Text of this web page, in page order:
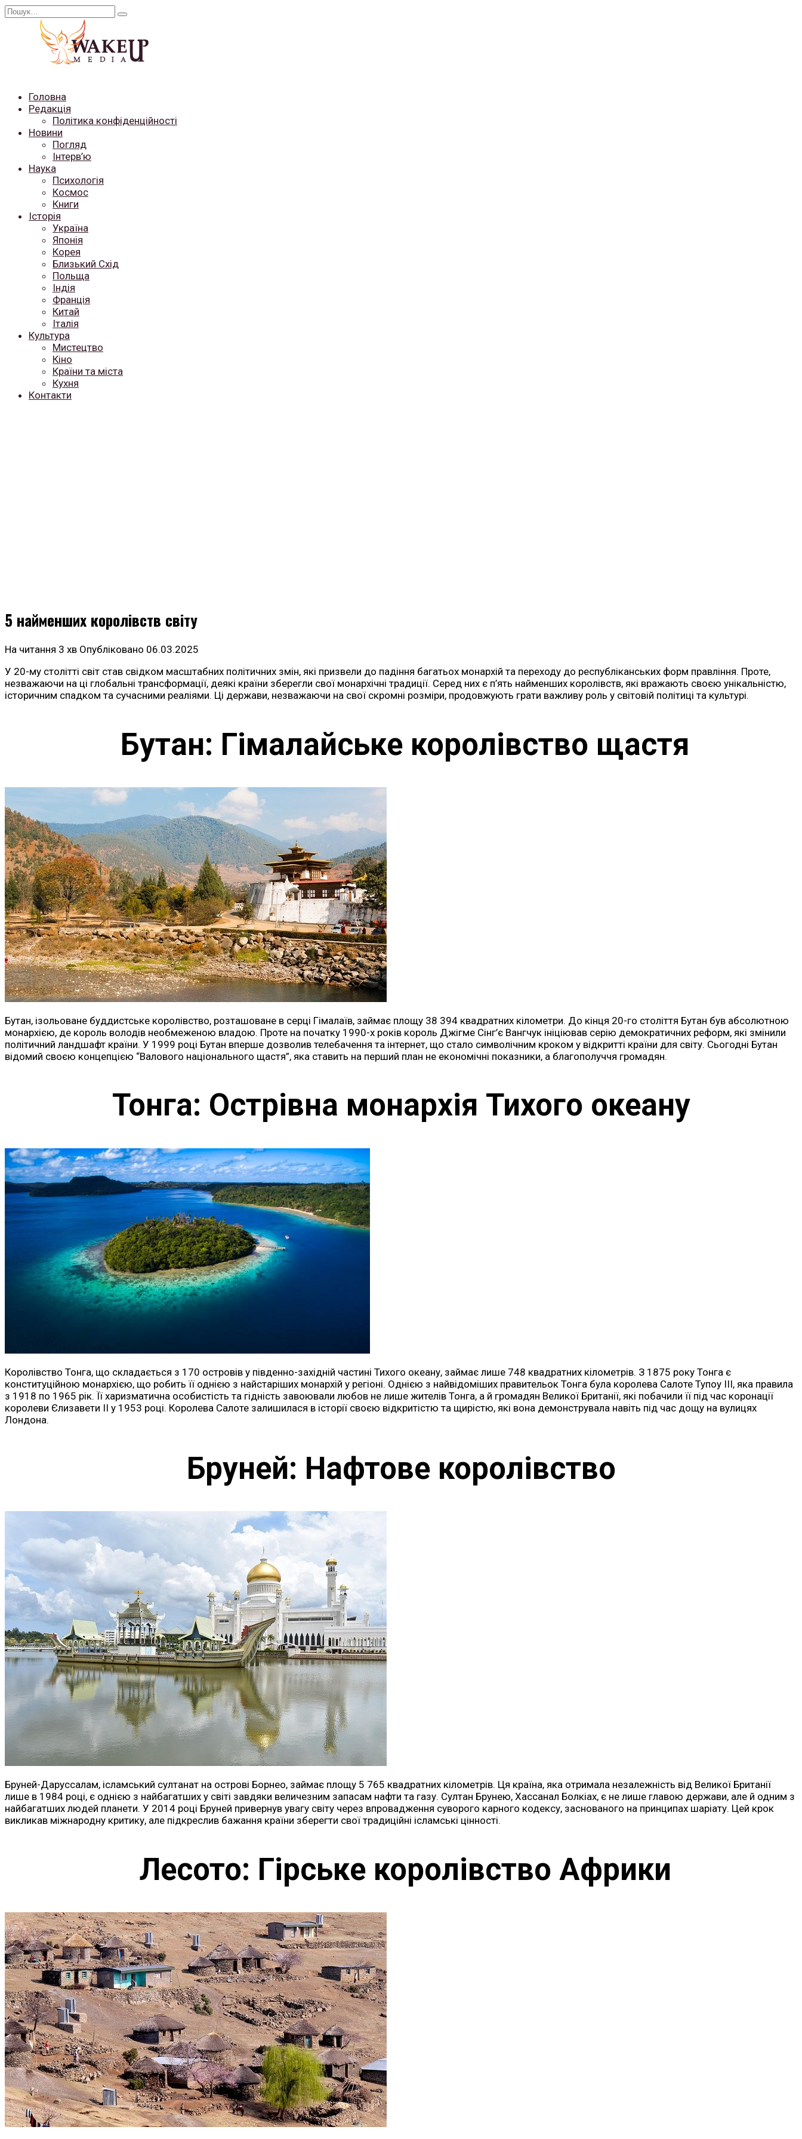
Перейти
Search
Головна
Редакція
Політика конфіденційності
Новини
Погляд
Інтерв’ю
Наука
Психологія
Космос
Книги
Історія
Україна
Японія
Корея
Близький Схід
Польща
Індія
Франція
Китай
Італія
Культура
Мистецтво
Кіно
Країни та міста
Кухня
Контакти
5 найменших королівств світу
На читання 3 хв Опубліковано 06.03.2025
У 20-му столітті світ став свідком масштабних політичних змін, які призвели до падіння багатьох монархій та переходу до республіканських форм правління. Проте,
незважаючи на ці глобальні трансформації, деякі країни зберегли свої монархічні традиції. Серед них є п’ять найменших королівств, які вражають своєю унікальністю,
історичним спадком та сучасними реаліями. Ці держави, незважаючи на свої скромні розміри, продовжують грати важливу роль у світовій політиці та культурі.
Бутан: Гімалайське королівство щастя
Бутан, ізольоване буддистське королівство, розташоване в серці Гімалаїв, займає площу 38 394 квадратних кілометри. До кінця 20-го століття Бутан був абсолютною
монархією, де король володів необмеженою владою. Проте на початку 1990-х років король Джігме Сінг’є Вангчук ініціював серію демократичних реформ, які змінили
політичний ландшафт країни. У 1999 році Бутан вперше дозволив телебачення та інтернет, що стало символічним кроком у відкритті країни для світу. Сьогодні Бутан
відомий своєю концепцією “Валового національного щастя”, яка ставить на перший план не економічні показники, а благополуччя громадян.
Тонга: Острівна монархія Тихого океану
Королівство Тонга, що складається з 170 островів у південно-західній частині Тихого океану, займає лише 748 квадратних кілометрів. З 1875 року Тонга є
конституційною монархією, що робить її однією з найстаріших монархій у регіоні. Однією з найвідоміших правительок Тонга була королева Салоте Тупоу III, яка правила
з 1918 по 1965 рік. Її харизматична особистість та гідність завоювали любов не лише жителів Тонга, а й громадян Великої Британії, які побачили її під час коронації
королеви Єлизавети II у 1953 році. Королева Салоте залишилася в історії своєю відкритістю та щирістю, які вона демонструвала навіть під час дощу на вулицях
Лондона.
Бруней: Нафтове королівство
Бруней-Даруссалам, ісламський султанат на острові Борнео, займає площу 5 765 квадратних кілометрів. Ця країна, яка отримала незалежність від Великої Британії
лише в 1984 році, є однією з найбагатших у світі завдяки величезним запасам нафти та газу. Султан Брунею, Хассанал Болкіах, є не лише главою держави, але й одним з
найбагатших людей планети. У 2014 році Бруней привернув увагу світу через впровадження суворого карного кодексу, заснованого на принципах шаріату. Цей крок
викликав міжнародну критику, але підкреслив бажання країни зберегти свої традиційні ісламські цінності.
Лесото: Гірське королівство Африки